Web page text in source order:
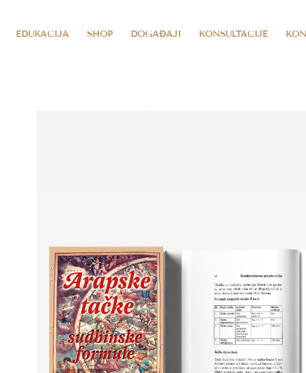
EDUKACIJA SHOP DOGAĐAJI KONSULTACIJE